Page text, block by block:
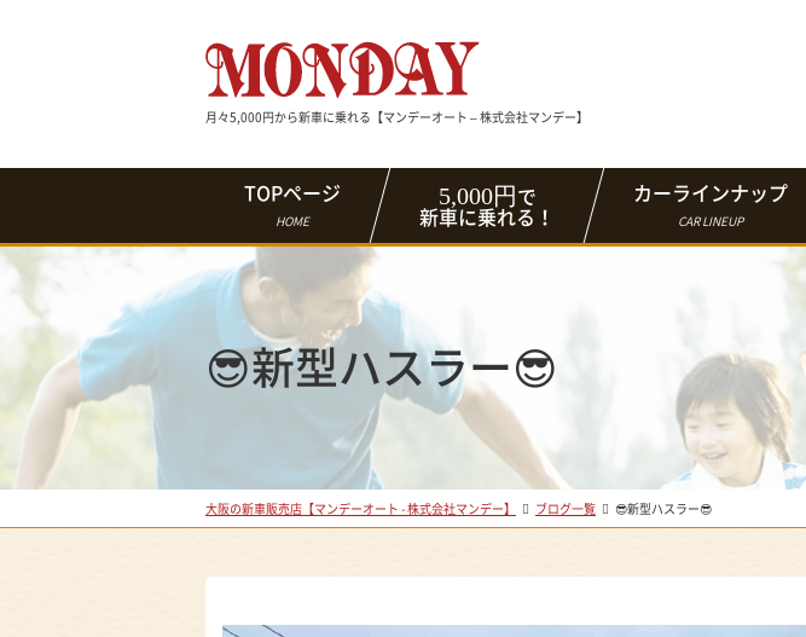
月々5,000円から新車に乗れる【マンデーオート – 株式会社マンデー】
TOPページ
HOME
5,000円 で
新車に乗れる！
カーラインナップ
CAR LINEUP
😎新型ハスラー😎
大阪の新車販売店【マンデーオート - 株式会社マンデー】 ブログ一覧 😎新型ハスラー😎